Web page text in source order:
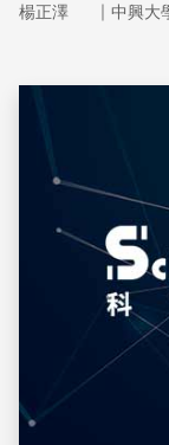
的議題值得探討
楊正澤 ｜ 中興大